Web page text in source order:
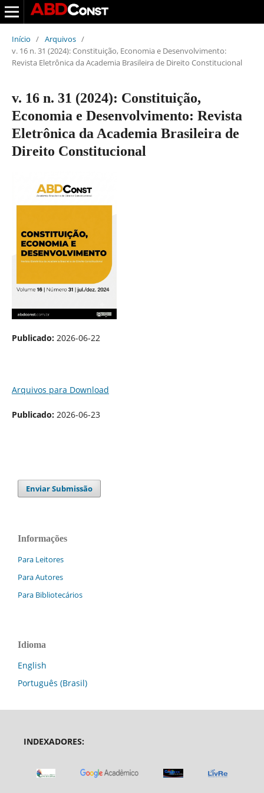
Início / Arquivos /
v. 16 n. 31 (2024): Constituição, Economia e Desenvolvimento:
Revista Eletrônica da Academia Brasileira de Direito Constitucional
v. 16 n. 31 (2024): Constituição,
Economia e Desenvolvimento: Revista
Eletrônica da Academia Brasileira de
Direito Constitucional
Publicado: 2026-06-22
Arquivos para Download
Publicado: 2026-06-23
Enviar Submissão
Informações
Para Leitores
Para Autores
Para Bibliotecários
Idioma
English
Português (Brasil)
INDEXADORES: